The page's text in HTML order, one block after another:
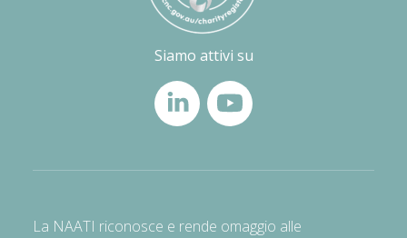
Siamo attivi su
La NAATI riconosce e rende omaggio alle